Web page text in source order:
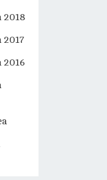
2018
2017
2016